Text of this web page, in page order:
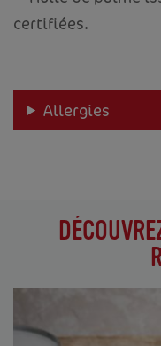
certifiées.
Allergies